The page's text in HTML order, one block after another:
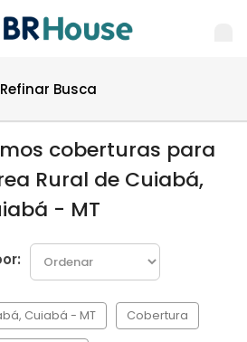
Refinar Busca
coberturas para
Rural de Cuiabá,
- MT
Cuiabá - MT Cobertura